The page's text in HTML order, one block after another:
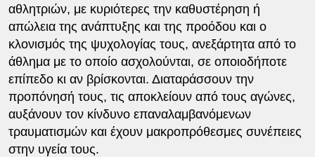
αθλητριών, με κυριότερες την καθυστέρηση ή
απώλεια της ανάπτυξης και της προόδου και ο
κλονισμός της ψυχολογίας τους, ανεξάρτητα από το
άθλημα με το οποίο ασχολούνται, σε οποιοδήποτε
επίπεδο κι αν βρίσκονται. Διαταράσσουν την
προπόνησή τους, τις αποκλείουν από τους αγώνες,
αυξάνουν τον κίνδυνο επαναλαμβανόμενων
τραυματισμών και έχουν μακροπρόθεσμες συνέπειες
στην υγεία τους.